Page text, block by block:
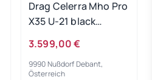
Drag Celerra Mho Pro
X35 U-21 black
Gebrauchtrad
3.599,00 €
9990 Nußdorf Debant,
Österreich